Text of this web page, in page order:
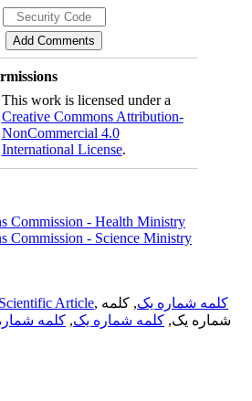
This work is licensed under a
Creative Commons Attribution-
NonCommercial 4.0
International License.
Commission - Health Ministry
Commission - Science Ministry
Scientific Article, کلمه شماره یک, کلمه
شماره یک, کلمه شماره یک, کلمه